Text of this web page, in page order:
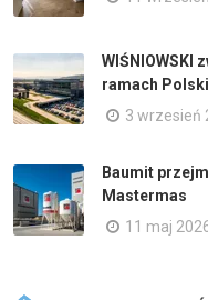
WIŚNIOWSKI
ramach
3 wrzesień
Baumit
Mastermas
11 maj